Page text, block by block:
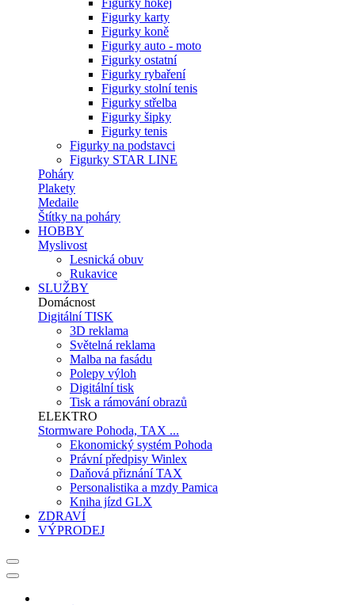
Figurky hokej
Figurky karty
Figurky koně
Figurky auto - moto
Figurky ostatní
Figurky rybaření
Figurky stolní tenis
Figurky střelba
Figurky šipky
Figurky tenis
Figurky na podstavci
Figurky STAR LINE
Poháry
Plakety
Medaile
Štítky na poháry
HOBBY
Myslivost
Lesnická obuv
Rukavice
SLUŽBY
Domácnost
Digitální TISK
3D reklama
Světelná reklama
Malba na fasádu
Polepy výloh
Digitální tisk
Tisk a rámování obrazů
ELEKTRO
Stormware Pohoda, TAX ...
Ekonomický systém Pohoda
Právní předpisy Winlex
Daňová přiznání TAX
Personalistika a mzdy Pamica
Kniha jízd GLX
ZDRAVÍ
VÝPRODEJ